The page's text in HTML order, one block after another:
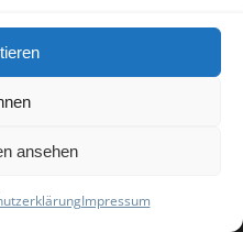
ansehen
Impressum